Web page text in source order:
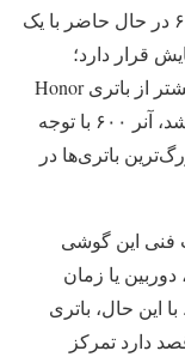
بزرگ این گوشی است. گفته می‌شود آنر ۶۰۰ در حال حاضر با یک
قرار دارد؛
ظرفیتی که حدود ۱۰۰۰ میلی‌آمپر ساعت بیشتر از باتری Honor
500 است. اگر این اطلاعات صحت داشته باشد، آنر ۶۰۰ با توجه
باتری‌ها در
فنی این گوشی
یا زمان
این حال، باتری
دارد تمرکز